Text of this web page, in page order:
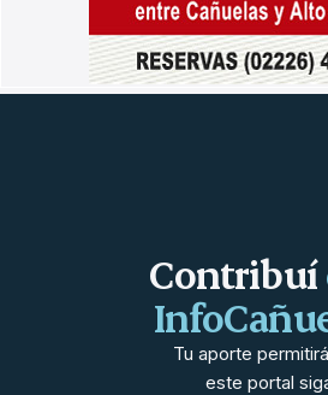
Contribuí
Tu aporte
este portal